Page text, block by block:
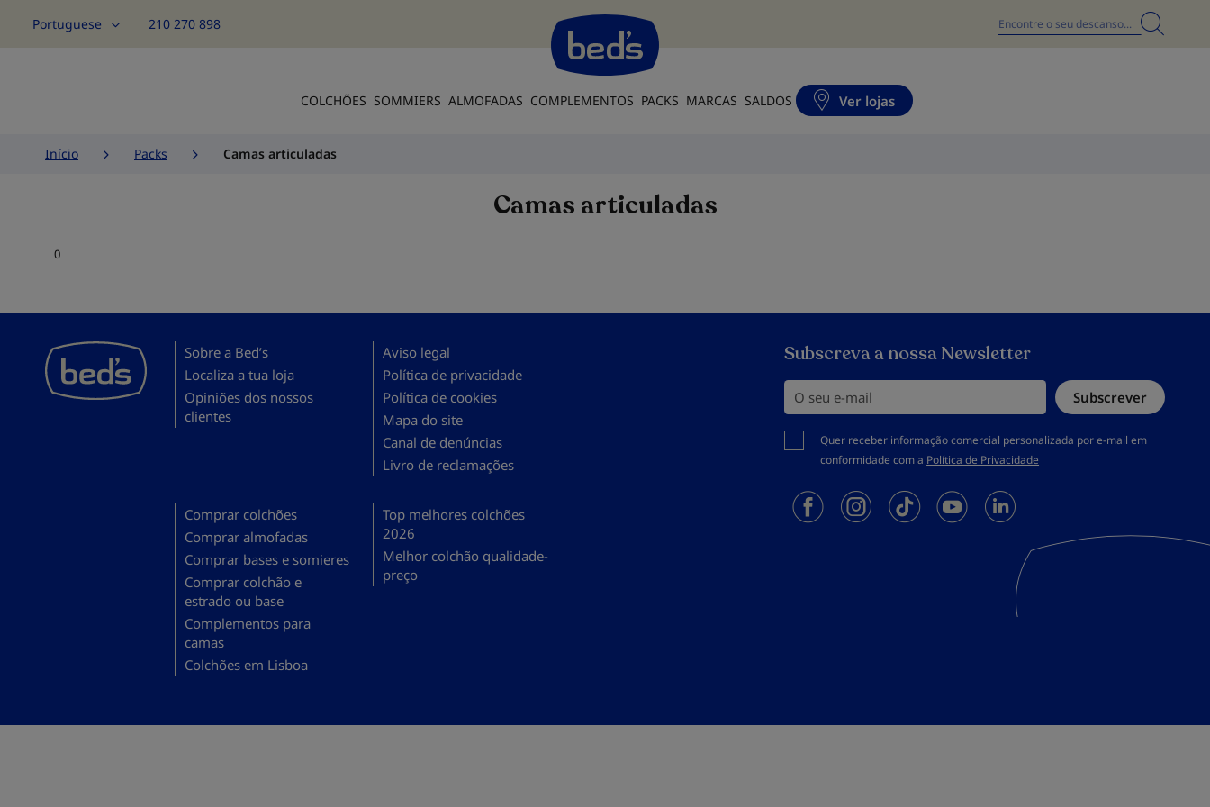
Idioma
Portuguese 210 270 898
COLCHÕES SOMMIERS ALMOFADAS COMPLEMENTOS PACKS MARCAS SALDOS Ver lojas
Início Packs Camas articuladas
Camas articuladas
0
Sobre a Bed’s
Localiza a tua loja
Opiniões dos nossos
clientes
Aviso legal
Política de privacidade
Política de cookies
Mapa do site
Canal de denúncias
Livro de reclamações
Comprar colchões
Comprar almofadas
Comprar bases e somieres
Comprar colchão e
estrado ou base
Complementos para
camas
Colchões em Lisboa
Top melhores colchões
2026
Melhor colchão qualidade-
preço
Subscreva a nossa Newsletter
O seu e-mail Subscrever
Você deve aceitar a política de privacidade
Quer receber informação comercial personalizada por e-mail em
conformidade com a Política de Privacidade